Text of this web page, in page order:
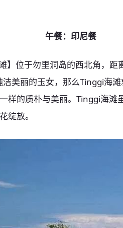
午餐：印尼餐
】位于勿里洞岛的西北角，
美丽的玉女，那么Tinggi海
样的质朴与美丽。Tinggi海滩
绽放。